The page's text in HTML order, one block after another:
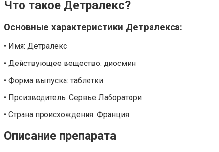
Что такое Детралекс?
Основные характеристики Детралекса:
• Имя: Детралекс
• Действующее вещество: диосмин
• Форма выпуска: таблетки
• Производитель: Сервье Лаборатори
• Страна происхождения: Франция
Описание препарата